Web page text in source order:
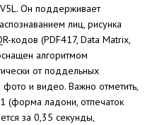
Он поддерживает
лиц, рисунка
кодов (PDF417, Data Matrix,
алгоритмом
от поддельных
и видео. Важно отметить,
(форма ладони, отпечаток
за 0,35 секунды,